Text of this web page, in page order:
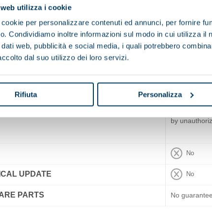
utilizza i cookie
per personalizzare contenuti ed annunci, per fornire
Condividiamo inoltre informazioni sul modo in cui utilizza
web, pubblicità e social media, i quali potrebbero
dal suo utilizzo dei loro servizi.
Rifiuta Personalizza
technicians
since maintaining products and materials in use
Pieralisi’s commitment to a forward-looking approach.
by
No
UPDATE No
PARTS No guarantee